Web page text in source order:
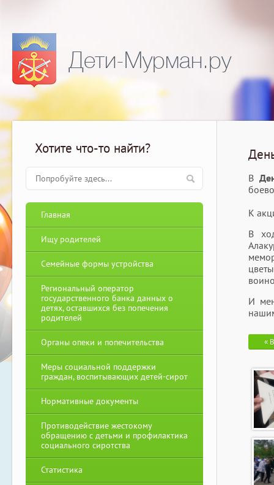
Дети-Мурман.ру
Хотите что-то найти?
Главная
Ищу родителей
Семейные формы устройства
Региональный оператор
государственного банка данных о
детях, оставшихся без попечения
родителей
Органы опеки и попечительства
Меры социальной поддержки
граждан, воспитывающих детей-сирот
Нормативные документы
Противодействие жестокому
обращению с детьми и профилактика
социального сиротства
Статистика
В
К
В
И
«